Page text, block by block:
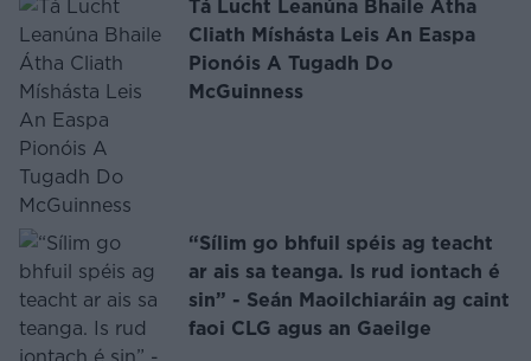
Tá Lucht Leanúna Bhaile Átha
Cliath Míshásta Leis An Easpa
Pionóis A Tugadh Do
McGuinness
“Sílim go bhfuil spéis ag teacht
ar ais sa teanga. Is rud iontach é
sin” - Seán Maoilchiaráin ag caint
faoi CLG agus an Gaeilge